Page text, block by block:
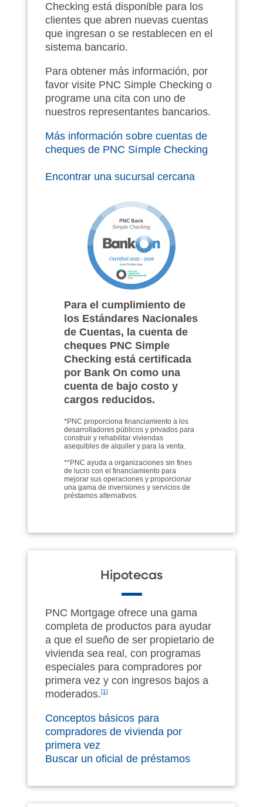
Checking está disponible para los
clientes que abren nuevas cuentas
que ingresan o se restablecen en el
sistema bancario.
Para obtener más información, por
favor visite PNC Simple Checking o
programe una cita con uno de
nuestros representantes bancarios.
Más información sobre cuentas de
cheques de PNC Simple Checking
Encontrar una sucursal cercana
Para el cumplimiento de
los Estándares Nacionales
de Cuentas, la cuenta de
cheques PNC Simple
Checking está certificada
por Bank On como una
cuenta de bajo costo y
cargos reducidos.
*PNC proporciona financiamiento a los
desarrolladores públicos y privados para
construir y rehabilitar viviendas
asequibles de alquiler y para la venta.
**PNC ayuda a organizaciones sin fines
de lucro con el financiamiento para
mejorar sus operaciones y proporcionar
una gama de inversiones y servicios de
préstamos alternativos.
Hipotecas
PNC Mortgage ofrece una gama
completa de productos para ayudar
a que el sueño de ser propietario de
vivienda sea real, con programas
especiales para compradores por
primera vez y con ingresos bajos a
moderados.[1]
Conceptos básicos para
compradores de vivienda por
primera vez
Buscar un oficial de préstamos